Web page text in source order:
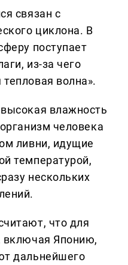
связан с
циклона. В
поступает
из-за чего
волна».
влажность
человека
ливни, идущие
температурой,
нескольких
что для
включая Японию,
дальнейшего